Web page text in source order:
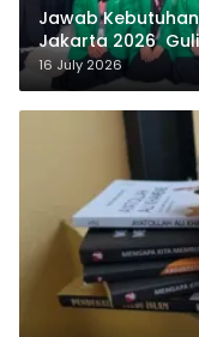
Jawab Kebutuhan
Jakarta 2026
Sukamanah
16 July 2026